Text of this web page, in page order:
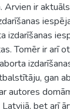
ir
izdarīšanas
Tomēr ir arī
gan
autores
bet arī